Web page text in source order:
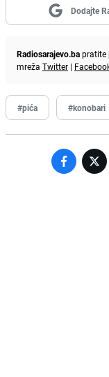
Dodajte
Radiosarajevo.bapratite
mreža Twitter |
#pića #konobari